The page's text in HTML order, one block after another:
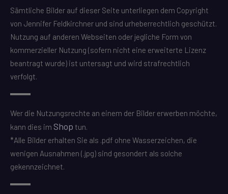
Sämtliche Bilder auf dieser Seite unterliegen dem Copyright
von Jennifer Feldkirchner und sind urheberrechtlich geschützt.
Nutzung auf anderen Webseiten oder jegliche Form von
kommerzieller Nutzung (sofern nicht eine erweiterte Lizenz
beantragt wurde) ist untersagt und wird strafrechtlich
verfolgt.
Wer die Nutzungsrechte an einem der Bilder erwerben möchte,
kann dies im Shop tun.
*Alle Bilder erhalten Sie als .pdf ohne Wasserzeichen, die
wenigen Ausnahmen (.jpg) sind gesondert als solche
gekennzeichnet.